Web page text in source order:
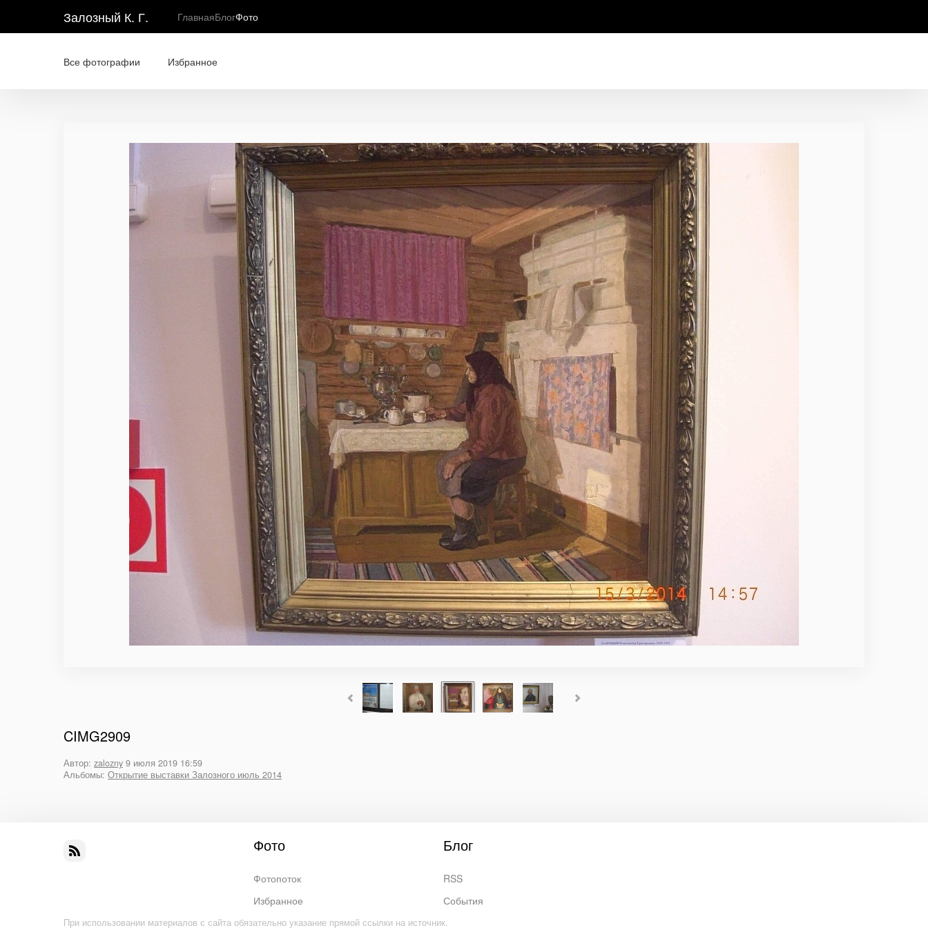
Залозный К. Г. ГлавнаяБлогФото
Все фотографии Избранное
CIMG2909
Автор: zalozny 9 июля 2019 16:59
Альбомы: Открытие выставки Залозного июль 2014
Фото
Фотопоток
Избранное
Блог
RSS
События
При использовании материалов с сайта обязательно указание прямой ссылки на источник.